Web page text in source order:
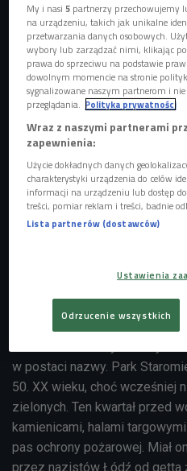
Mural "Łódź" przy ulicy Piotrkowskiej
Bruno Kamiński z Działu
w postaci nazwy. Park
50. XX wieku, choć wcześniej
zielonych. Ten kwartał przed
kamienicami, halami
pas ochrony pożarowej. Miał
przez nazistów Łódź od getta
My i nasi5 partnerzy przechowujemy
na urządzeniu, takich jak unikalne
przetwarzania danych osobowych.
wybory lub zarządzać nimi, klikając
prawa do sprzeciwu na podstawie
dowolnym momencie na stronie
sygnalizowane naszym partnerom i
przeglądania. Polityka prywatności
Wraz z naszymi partnerami
zapewnienia:
Użycie dokładnych danych
charakterystyki urządzenia do celów
informacji na urządzeniu lub dostęp
treści, pomiar reklam i treści, badnie
Lista partnerów (dostawców)
Ustawienia
Odrzucenie wszystkich